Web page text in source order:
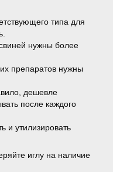
типа для
нужны более
препаратов нужны
дешевле
после каждого
и утилизировать
иглу на наличие